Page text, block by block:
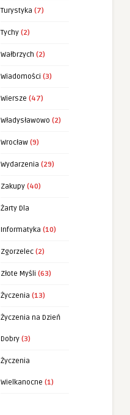
Turystyka (7)
Tychy (2)
Wałbrzych (2)
Wiadomości (3)
Wiersze (47)
Władysławowo (2)
Wrocław (9)
Wydarzenia (29)
Zakupy (40)
Żarty Dla
Informatyka (10)
Zgorzelec (2)
Złote Myśli (63)
Życzenia (13)
Życzenia na Dzień
Dobry (3)
Życzenia
Wielkanocne (1)